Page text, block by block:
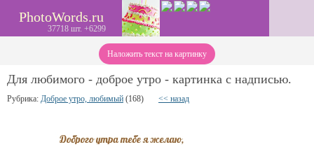
PhotoWords.ru
37718 шт. +6299
Наложить текст на картинку
Для любимого - доброе утро - картинка с надписью.
Рубрика: Доброе утро, любимый (168) << назад